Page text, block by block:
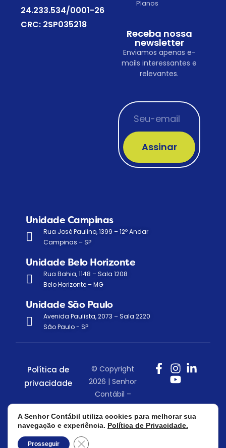
24.233.534/0001-26
CRC: 2SP035218
Planos
Receba nossa
newsletter
Enviamos apenas e-
mails interessantes e
relevantes.
Assinar
Unidade Campinas
Rua José Paulino, 1399 – 12º Andar
Campinas – SP
Unidade Belo Horizonte
Rua Bahia, 1148 – Sala 1208
Belo Horizonte – MG
Unidade São Paulo
Avenida Paulista, 2073 – Sala 2220
São Paulo - SP
Política de
privacidade
© Copyright
2026 | Senhor
Contábil –
Todos os
direitos
reservados.
A Senhor Contábil utiliza cookies para melhorar sua
navegação e experiência. Política de Privacidade.
Prosseguir Close GDPR Cookie Banner